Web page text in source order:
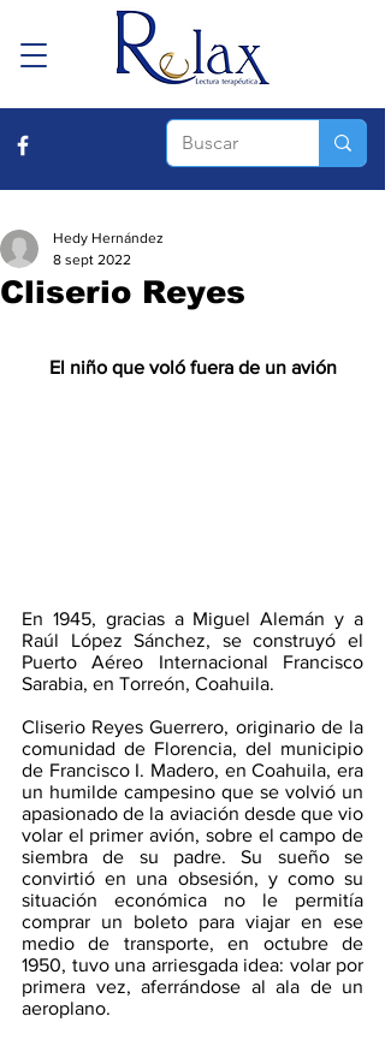
Cliserio Reyes
Hedy Hernández
8 sept 2022
El niño que voló fuera de un avión
En 1945, gracias a Miguel Alemán y a
Raúl López Sánchez, se construyó el
Puerto Aéreo Internacional Francisco
Sarabia, en Torreón, Coahuila.
Cliserio Reyes Guerrero, originario de la
comunidad de Florencia, del municipio
de Francisco I. Madero, en Coahuila, era
un humilde campesino que se volvió un
apasionado de la aviación desde que vio
volar el primer avión, sobre el campo de
siembra de su padre. Su sueño se
convirtió en una obsesión, y como su
situación económica no le permitía
comprar un boleto para viajar en ese
medio de transporte, en octubre de
1950, tuvo una arriesgada idea: volar por
primera vez, aferrándose al ala de un
aeroplano.